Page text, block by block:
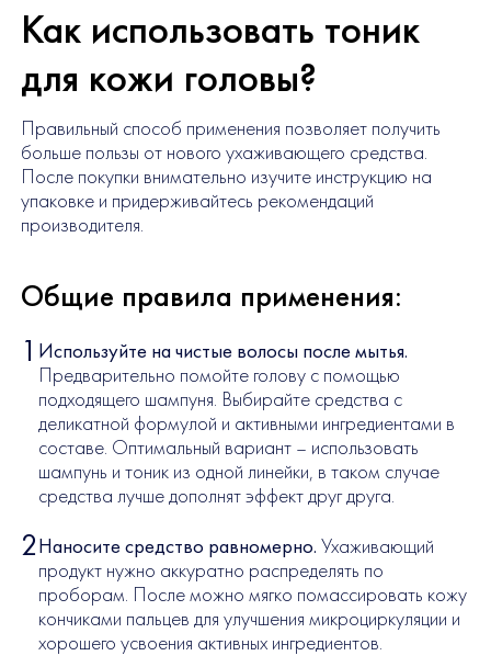
Как использовать тоник
для кожи головы?
Правильный способ применения позволяет получить
больше пользы от нового ухаживающего средства.
После покупки внимательно изучите инструкцию на
упаковке и придерживайтесь рекомендаций
производителя.
Общие правила применения:
Используйте на чистые волосы после мытья.
Предварительно помойте голову с помощью
подходящего шампуня. Выбирайте средства с
деликатной формулой и активными ингредиентами в
составе. Оптимальный вариант – использовать
шампунь и тоник из одной линейки, в таком случае
средства лучше дополнят эффект друг друга.
Наносите средство равномерно. Ухаживающий
продукт нужно аккуратно распределять по
проборам. После можно мягко помассировать кожу
кончиками пальцев для улучшения микроциркуляции и
хорошего усвоения активных ингредиентов.